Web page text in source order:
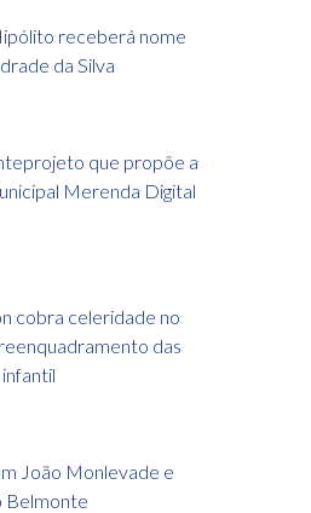
receberá nome
da Silva
que propõe a
Merenda Digital
cobra celeridade no
das
João Monlevade e
Belmonte